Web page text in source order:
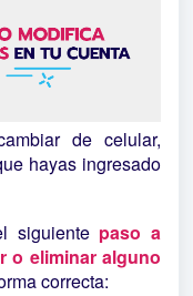
de celular,
hayas ingresado
siguiente paso a
o eliminar alguno
correcta: